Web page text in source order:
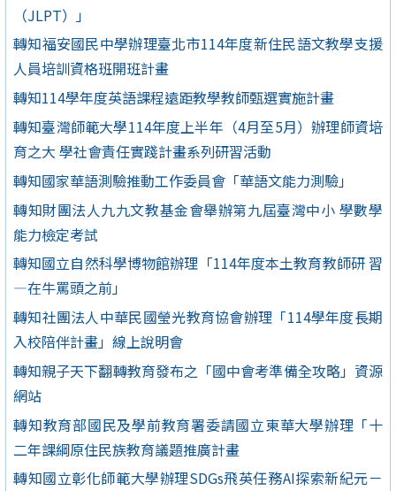
（JLPT）」
轉知福安國民中學辦理臺北市114年度新住民語文教學支援
人員培訓資格班開班計畫
轉知114學年度英語課程遠距教學教師甄選實施計畫
轉知臺灣師範大學114年度上半年（4月至5月）辦理師資培
育之大 學社會責任實踐計畫系列研習活動
轉知國家華語測驗推動工作委員會「華語文能力測驗」
轉知財團法人九九文教基金會舉辦第九屆臺灣中小 學數學
能力檢定考試
轉知國立自然科學博物館辦理「114年度本土教育教師研 習
—在牛罵頭之前」
轉知社團法人中華民國瑩光教育協會辦理「114學年度長期
入校陪伴計畫」線上說明會
轉知親子天下翻轉教育發布之「國中會考準備全攻略」資源
網站
轉知教育部國民及學前教育署委請國立東華大學辦理「十
二年課綱原住民族教育議題推廣計畫
轉知國立彰化師範大學辦理SDGs飛英任務AI探索新紀元－